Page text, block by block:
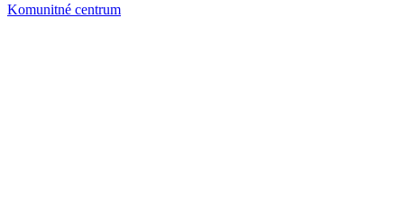
Komunitné centrum